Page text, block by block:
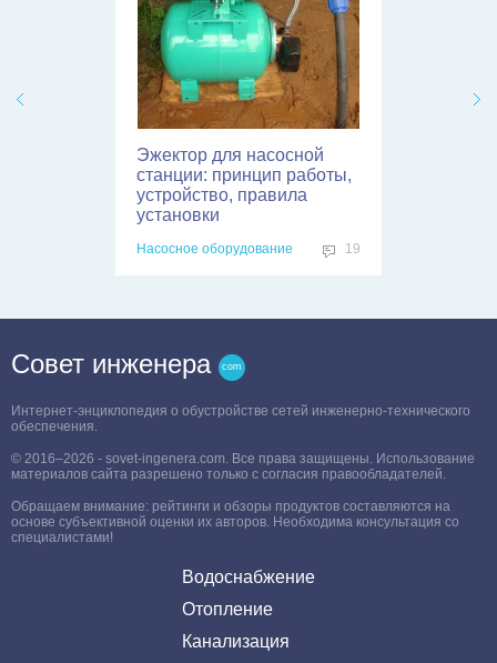
Эжектор для насосной
станции: принцип работы,
устройство, правила
установки
Насосное оборудование 19
Совет инженера
Интернет-энциклопедия о обустройстве сетей инженерно-технического
обеспечения.
© 2016–2026 - sovet-ingenera.com. Все права защищены. Использование
материалов сайта разрешено только с согласия правообладателей.
Обращаем внимание: рейтинги и обзоры продуктов составляются на
основе субъективной оценки их авторов. Необходима консультация со
специалистами!
Водоснабжение
Отопление
Канализация